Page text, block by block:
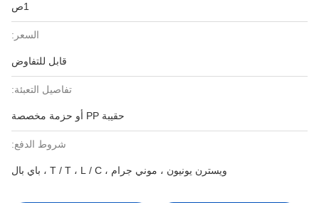
1ص
السعر:
قابل للتفاوض
تفاصيل التعبئة:
حقيبة PP أو حزمة مخصصة
شروط الدفع:
ويسترن يونيون ، موني جرام ، T / T ، L / C ، باي بال